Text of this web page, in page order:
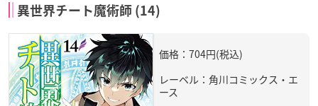
異世界チート魔術師 (14)
価格：704円(税込)
レーベル：角川コミックス・エ
ース